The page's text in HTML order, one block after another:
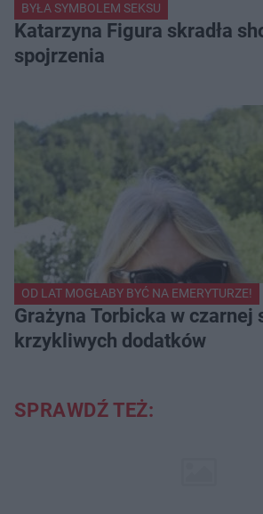
BYŁA SYMBOLEM SEKSU
Katarzyna Figura skradła
spojrzenia
OD LAT MOGŁABY BYĆ NA EMERYTURZE!
Grażyna Torbicka w
krzykliwych dodatków
SPRAWDŹ TEŻ: